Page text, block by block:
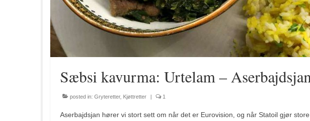
Sæbsi kavurma: Urtelam –
posted in: Gryteretter, Kjøttretter | 1
Aserbajdsjan hører vi stort sett om når det er Eurovision, og når Statoil gjør